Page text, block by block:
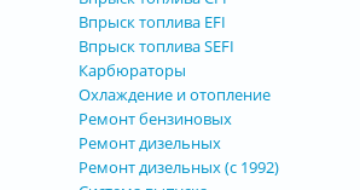
Впрыск топлива EFI
Впрыск топлива SEFI
Карбюраторы
Охлаждение и отопление
Ремонт бензиновых
Ремонт дизельных
Ремонт дизельных (с 1992)